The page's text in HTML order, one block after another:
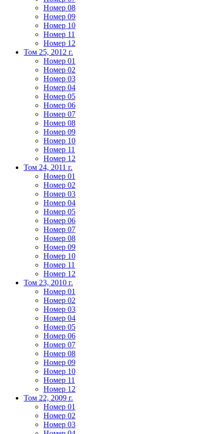
Номер 08
Номер 09
Номер 10
Номер 11
Номер 12
Том 25, 2012 г.
Номер 01
Номер 02
Номер 03
Номер 04
Номер 05
Номер 06
Номер 07
Номер 08
Номер 09
Номер 10
Номер 11
Номер 12
Том 24, 2011 г.
Номер 01
Номер 02
Номер 03
Номер 04
Номер 05
Номер 06
Номер 07
Номер 08
Номер 09
Номер 10
Номер 11
Номер 12
Том 23, 2010 г.
Номер 01
Номер 02
Номер 03
Номер 04
Номер 05
Номер 06
Номер 07
Номер 08
Номер 09
Номер 10
Номер 11
Номер 12
Том 22, 2009 г.
Номер 01
Номер 02
Номер 03